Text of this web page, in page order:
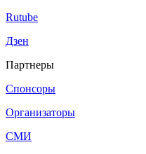
Rutube
Дзен
Партнеры
Спонсоры
Организаторы
СМИ